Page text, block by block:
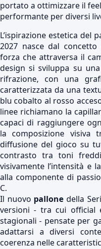
portato a ottimizzare il
performante per diversi
L’ispirazione estetica del
2027 nasce dal
forza che attraversa il
design si sviluppa su
rifrazione, con una
caratterizzata da una
blu cobalto al rosso
linee richiamano la
capaci di raggiungere
la composizione visiva
diffusione del gioco su
contrasto tra toni
visivamente l’intensità e
alla componente di
C.
Il nuovo pallonedella
versioni - tra cui official
stagionali - pensate per
adattarsi a diversi
coerenza nelle